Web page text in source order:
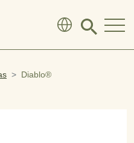
Click
search
Diablo®